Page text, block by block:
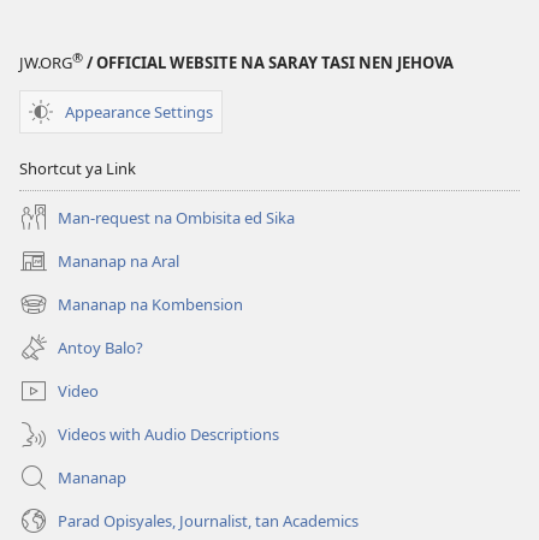
na
JW.ORG® / OFFICIAL WEBSITE NA SARAY TASI NEN JEHOVA
Appearance Settings
Shortcut ya Link
Man-request na Ombisita ed Sika
Mananap na Aral
(opens
new
window)
Mananap na Kombension
(opens
new
window)
Antoy Balo?
Video
Videos with Audio Descriptions
Mananap
Parad Opisyales, Journalist, tan Academics